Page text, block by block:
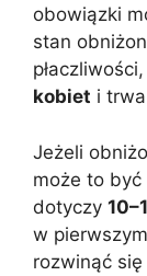
obowiązki
stan
kobiet i
Jeżeli
może to być
dotyczy
w
rozwinąć